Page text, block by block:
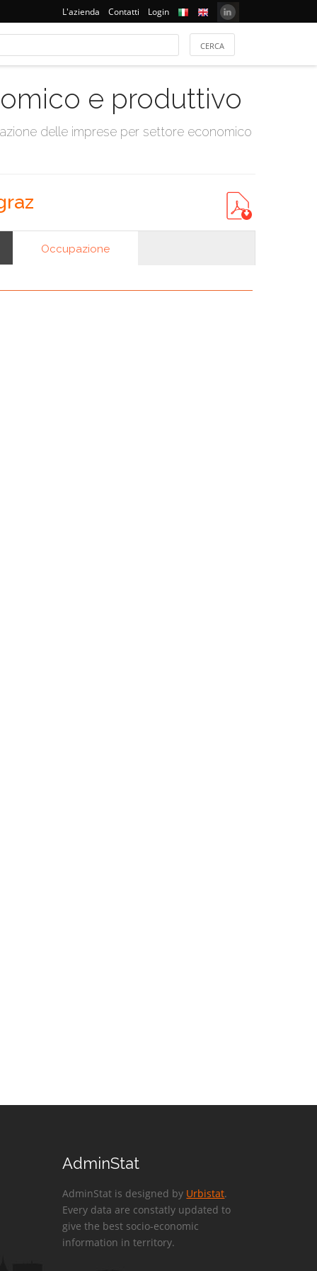
L'azienda Contatti Login
e produttivo
delle imprese per settore economico
Occupazione
AdminStat
AdminStat is designed by Urbistat.
Every data are constatly updated to
give the best socio-economic
information in territory.